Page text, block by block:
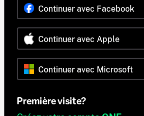
Continuer avec Facebook
Continuer avec Apple
Continuer avec Microsoft
Première visite?